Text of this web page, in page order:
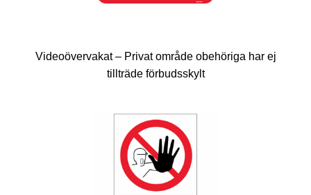
Videoövervakat – Privat område obehöriga har ej
tillträde förbudsskylt